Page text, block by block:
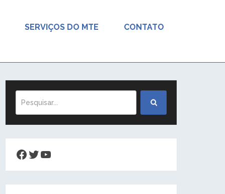
SERVIÇOS DO MTE CONTATO
Facebook
Twitter
Youtube